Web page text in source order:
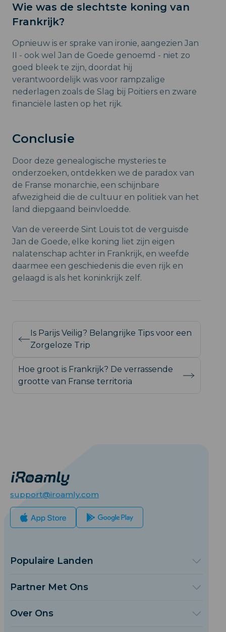
Wie was de slechtste koning van
Frankrijk?
Opnieuw is er sprake van ironie, aangezien Jan
II - ook wel Jan de Goede genoemd - niet zo
goed bleek te zijn, doordat hij
verantwoordelijk was voor rampzalige
nederlagen zoals de Slag bij Poitiers en zware
financiële lasten op het rijk.
Conclusie
Door deze genealogische mysteries te
onderzoeken, ontdekken we de paradox van
de Franse monarchie, een schijnbare
afwezigheid die de cultuur en politiek van het
land diepgaand beïnvloedde.
Van de vereerde Sint Louis tot de verguisde
Jan de Goede, elke koning liet zijn eigen
nalatenschap achter in Frankrijk, en weefde
daarmee een geschiedenis die even rijk en
gelaagd is als het koninkrijk zelf.
Is Parijs Veilig? Belangrijke Tips voor een
Zorgeloze Trip
Hoe groot is Frankrijk? De verrassende
grootte van Franse territoria
support@iroamly.com
Populaire Landen
Verenigd Koninkrijk
Thailand
Partner Met Ons
Verwijs & Verdien
Over Ons